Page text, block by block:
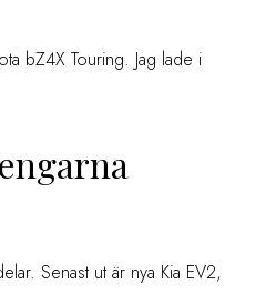
bZ4X Touring. Jag lade i
Senast ut är nya Kia EV2,